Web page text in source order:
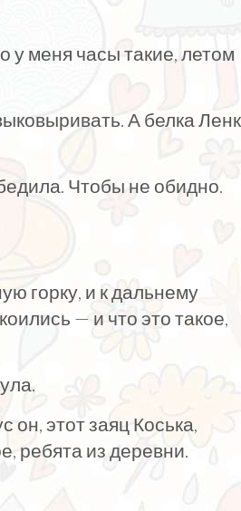
у меня часы такие, летом
А белка
Чтобы не обидно.
горку, и к дальнему
— и что это такое,
этот заяц Коська,
ребята из деревни.